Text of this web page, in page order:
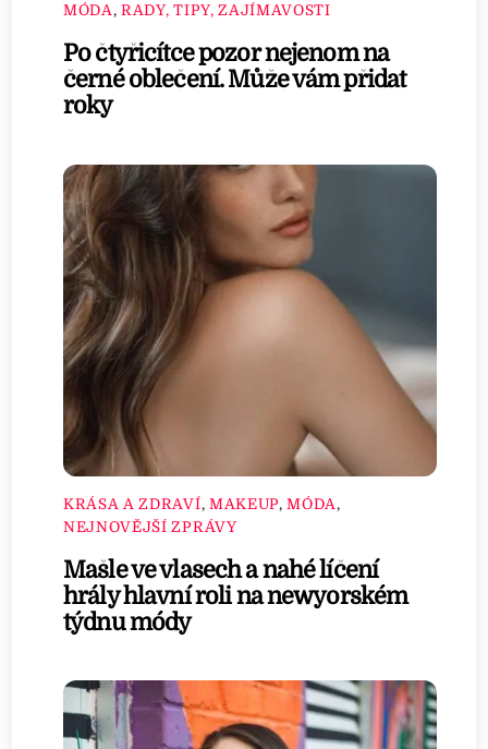
MÓDA ,RADY, TIPY, ZAJÍMAVOSTI
Po čtyřicítce pozor nejenom na
černé oblečení. Může vám přidat
roky
KRÁSA A ZDRAVÍ, MAKEUP,MÓDA ,
NEJNOVĚJŠÍ ZPRÁVY
Mašle ve vlasech a nahé líčení
hrály hlavní roli na newyorském
týdnu módy